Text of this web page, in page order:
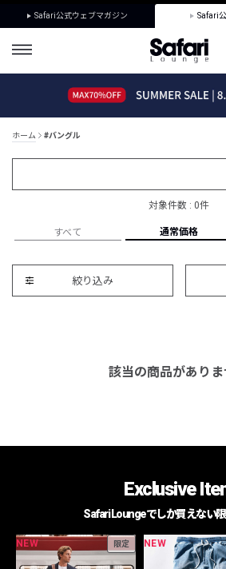
Safari公式ウェブマガジン Safari
ホーム #バングル
対象件数 : 0件
すべて 通常価格
絞り込み
該当の商品があり
Exclusive
Safari Loungeでしか買えない
NEW 限定 NEW